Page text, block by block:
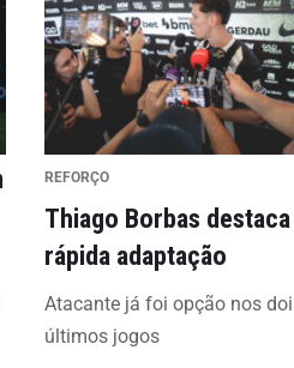
REFORÇO
Thiago Borbas destaca
rápida adaptação
Atacante já foi opção nos
últimos jogos